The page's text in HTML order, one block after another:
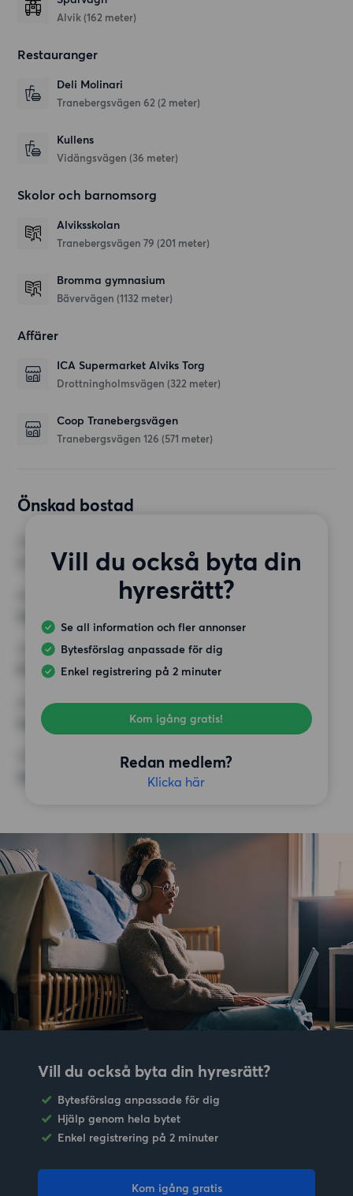
Alvik (162 meter)
Restauranger
Deli Molinari
Tranebergsvägen 62 (2 meter)
Kullens
Vidängsvägen (36 meter)
Skolor och barnomsorg
Alviksskolan
Tranebergsvägen 79 (201 meter)
Bromma gymnasium
Bävervägen (1132 meter)
Affärer
ICA Supermarket Alviks Torg
Drottningholmsvägen (322 meter)
Coop Tranebergsvägen
Tranebergsvägen 126 (571 meter)
Önskad bostad
Vill du också byta din
hyresrätt?
Se all information och fler annonser
Bytesförslag anpassade för dig
Enkel registrering på 2 minuter
Kom igång gratis!
Redan medlem?
Klicka här
MINST ANTAL KVADRATMETER
HÖGSTA HYRA
8 500 kr
Inga speciella krav
ÖVRIGA PREFERENSER
Inga speciella preferenser
Vill du också byta din hyresrätt?
Bytesförslag anpassade för dig
Hjälp genom hela bytet
Enkel registrering på 2 minuter
Kom igång gratis